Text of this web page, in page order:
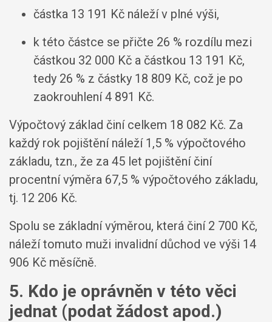
částka 13 191 Kč náleží v plné výši,
k této částce se přičte 26 % rozdílu mezi
částkou 32 000 Kč a částkou 13 191 Kč,
tedy 26 % z částky 18 809 Kč, což je po
zaokrouhlení 4 891 Kč.
Výpočtový základ činí celkem 18 082 Kč. Za
každý rok pojištění náleží 1,5 % výpočtového
základu, tzn., že za 45 let pojištění činí
procentní výměra 67,5 % výpočtového základu,
tj. 12 206 Kč.
Spolu se základní výměrou, která činí 2 700 Kč,
náleží tomuto muži invalidní důchod ve výši 14
906 Kč měsíčně.
5. Kdo je oprávněn v této věci
jednat (podat žádost apod.)